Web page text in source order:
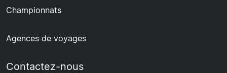
Championnats
Agences de voyages
Contactez-nous